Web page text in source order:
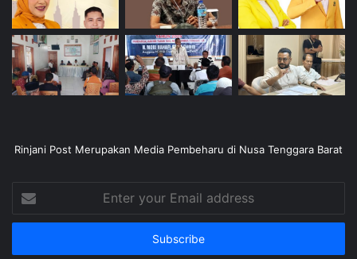
Rinjani Post Merupakan Media Pembeharu di Nusa Tenggara Barat
your
Email